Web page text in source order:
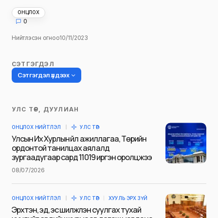
ОНЦЛОХ
0
Нийтлэсэн огноо10/11/2023
СЭТГЭГДЭЛ
Сэтгэгдэл үлдээх
Таны имэйл хаягийг нийтлэхгүй.
Шаардлагатай талбаруудыг *гэж
тэмдэглэсэн
УЛС ТӨР, ДУУЛИАН
ОНЦЛОХ НИЙТЛЭЛ УЛС ТӨР
Улсын Их Хурлын үйл ажиллагаа, Төрийн
ордонтой танилцах аялалд
зургаадугаар сард 11019 иргэн оролцжээ
08/07/2026
ОНЦЛОХ НИЙТЛЭЛ УЛС ТӨР ХУУЛЬ ЭРХ ЗҮЙ
Эрхтэн, эд, эс шилжүүлэн суулгах тухай